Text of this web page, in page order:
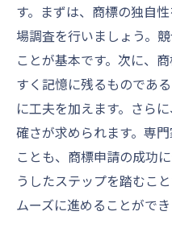
す。まずは、商標の独自
場調査を行いましょう。
ことが基本です。次に、
すく記憶に残るものであ
に工夫を加えます。さら
確さが求められます。専
ことも、商標申請の成功
うしたステップを踏むこ
ムーズに進めることができ